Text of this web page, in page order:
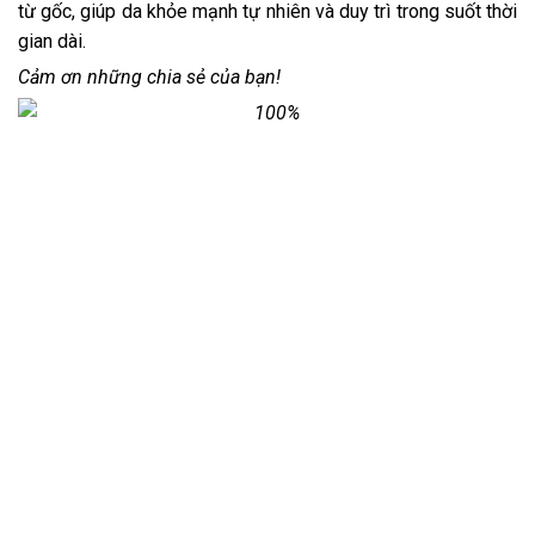
từ gốc, giúp da khỏe mạnh tự nhiên và duy trì trong suốt thời
gian dài.
Cảm ơn những chia sẻ của bạn!